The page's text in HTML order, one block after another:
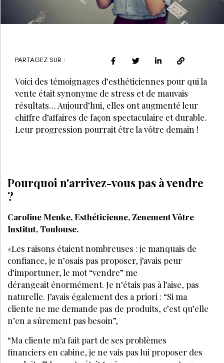
PARTAGEZ SUR :
Voici des témoignages d’esthéticiennes pour qui la
vente était synonyme de stress et de mauvais
résultats… Aujourd’hui, elles ont augmenté leur
chiffre d’affaires de façon spectaculaire et durable.
Leur progression pourrait être la vôtre demain !
Pourquoi n'arrivez-vous pas à vendre
?
Caroline Menke, Esthéticienne, Zenement Vôtre
Institut, Toulouse.
«Les raisons étaient nombreuses : je manquais de
confiance, je n’osais pas proposer, j’avais peur
d’importuner, le mot “vendre” me
dérangeait énormément. Je n’étais pas à l’aise, pas
naturelle. J’avais également des a priori : “Si ma
cliente ne me demande pas de produits, c’est qu’elle
n’en a sûrement pas besoin”,
“Ma cliente m’a fait part de ses problèmes
financiers en cabine, je ne vais pas lui proposer des